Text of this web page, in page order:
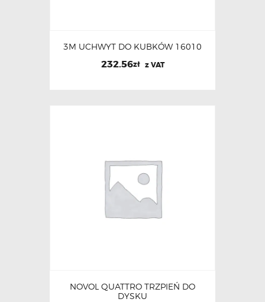
3M UCHWYT DO KUBKÓW 16010
232.56zł z VAT
NOVOL QUATTRO TRZPIEŃ DO
DYSKU